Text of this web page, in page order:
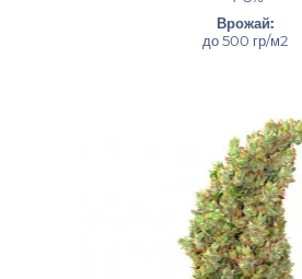
Врожай:
до 500 гр/м2